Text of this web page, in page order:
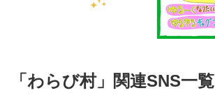
「わらび村」関連SNS一覧